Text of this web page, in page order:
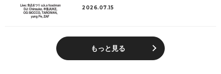
2026.07.15
もっと見る